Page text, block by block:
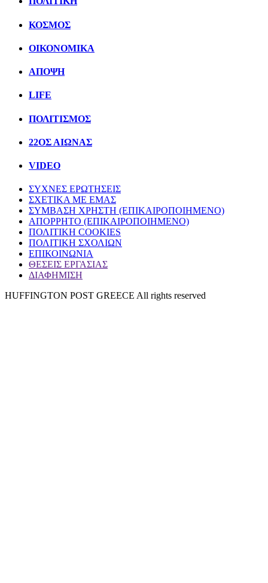
ΚΟΣΜΟΣ
ΟΙΚΟΝΟΜΙΚΑ
ΑΠΟΨΗ
LIFE
ΠΟΛΙΤIΣΜΟΣ
22ΟΣ ΑΙΩΝΑΣ
VIDEO
ΣΥΧΝΕΣ ΕΡΩΤΗΣΕΙΣ
ΣΧΕΤΙΚΑ ΜΕ ΕΜΑΣ
ΣΥΜΒΑΣΗ ΧΡΗΣΤΗ (ΕΠΙΚΑΙΡΟΠΟΙΗΜΕΝΟ)
ΑΠΟΡΡΗΤΟ (ΕΠΙΚΑΙΡΟΠΟΙΗΜΕΝΟ)
ΠΟΛΙΤΙΚΗ COOKIES
ΠΟΛΙΤΙΚΗ ΣΧΟΛΙΩΝ
ΕΠΙΚΟΙΝΩΝΙΑ
ΘΕΣΕΙΣ ΕΡΓΑΣΙΑΣ
ΔΙΑΦΗΜΙΣΗ
HUFFINGTON POST GREECE All rights reserved